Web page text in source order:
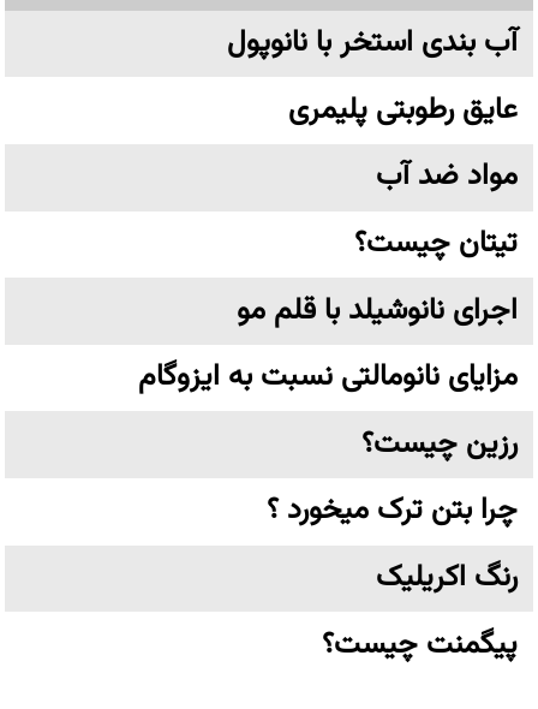
آب بندی استخر با نانوپول
عایق رطوبتی پلیمری
مواد ضد آب
تیتان چیست؟
اجرای نانوشیلد با قلم مو
مزایای نانومالتی نسبت به ایزوگام
رزین چیست؟
چرا بتن ترک میخورد ؟
رنگ اکریلیک
پیگمنت چیست؟